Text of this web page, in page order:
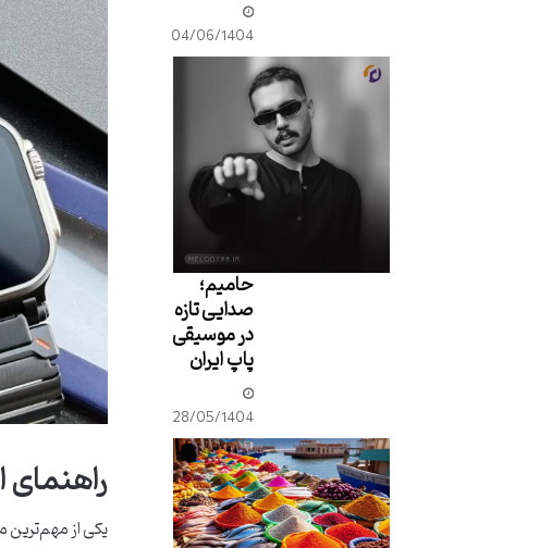
یکی از مهم‌ترین
04/06/1404
حامیم؛
صدایی تازه
در موسیقی
پاپ ایران
28/05/1404